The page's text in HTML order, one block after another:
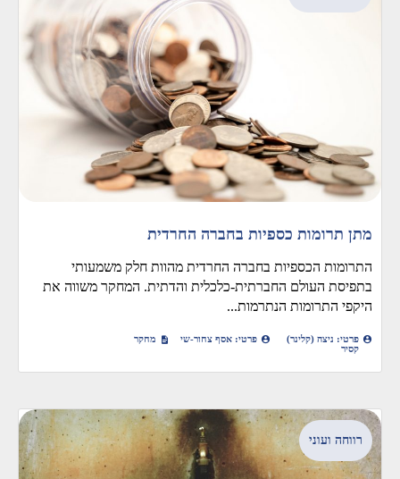
מתן תרומות כספיות בחברה החרדית
התרומות הכספיות בחברה החרדית מהוות חלק משמעותי
בתפיסת העולם החברתית-כלכלית והדתית. המחקר משווה את
היקפי התרומות הנתרמות...
פרטי: ניצה (קלינר)
קסיר
פרטי: אסף צחור-שי מחקר
רווחה ועוני